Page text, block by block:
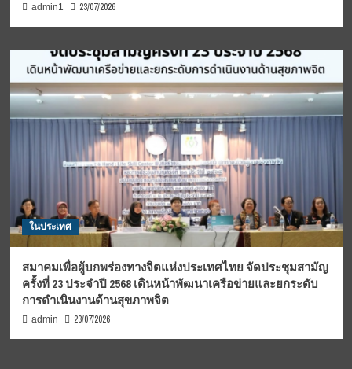
admin1 23/07/2026
ในประเทศ
สมาคมเพื่อผู้บกพร่องทางจิตแห่งประเทศไทย จัดประชุมสามัญ
ครั้งที่ 23 ประจำปี 2568 เดินหน้าพัฒนาเครือข่ายและยกระดับ
การดำเนินงานด้านสุขภาพจิต
admin 23/07/2026